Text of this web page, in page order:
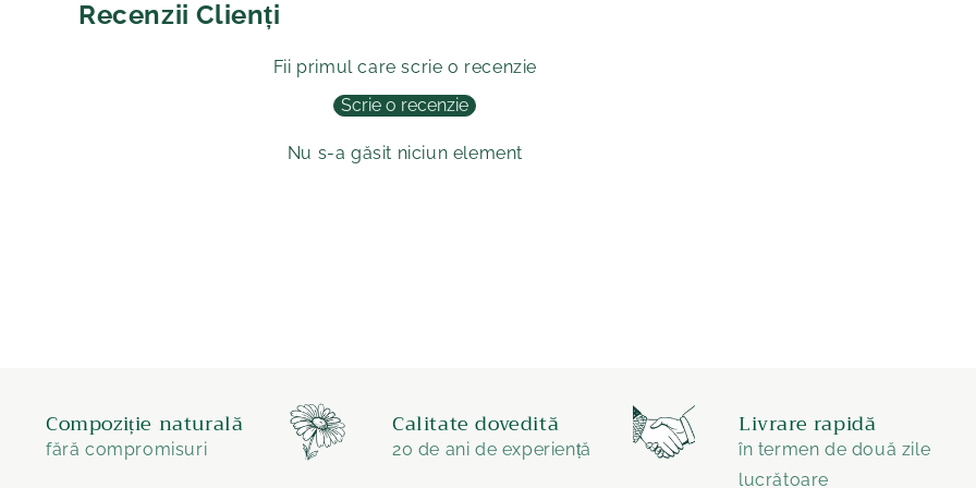
Recenzii Clienți
Fii primul care scrie o recenzie
Scrie o recenzie
Nu s-a găsit niciun element
Compoziție naturală
fără compromisuri
Calitate dovedită
20 de ani de experiență
Livrare rapidă
în termen de două zile
lucrătoare